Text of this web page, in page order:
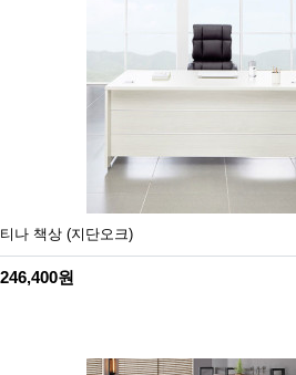
티나 책상 (지단오크)
246,400원